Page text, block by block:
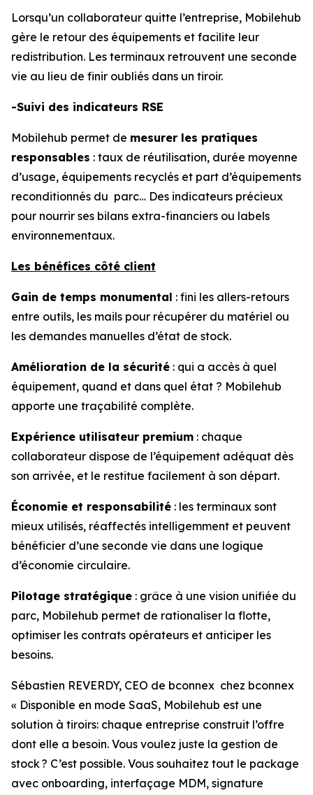
Lorsqu’un collaborateur quitte l’entreprise, Mobilehub
gère le retour des équipements et facilite leur
redistribution. Les terminaux retrouvent une seconde
vie au lieu de finir oubliés dans un tiroir.
-Suivi des indicateurs RSE
Mobilehub permet de mesurer les pratiques
responsables : taux de réutilisation, durée moyenne
d’usage, équipements recyclés et part d’équipements
reconditionnés du parc… Des indicateurs précieux
pour nourrir ses bilans extra-financiers ou labels
environnementaux.
Les bénéfices côté client
Gain de temps monumental : fini les allers-retours
entre outils, les mails pour récupérer du matériel ou
les demandes manuelles d’état de stock.
Amélioration de la sécurité : qui a accès à quel
équipement, quand et dans quel état ? Mobilehub
apporte une traçabilité complète.
Expérience utilisateur premium : chaque
collaborateur dispose de l’équipement adéquat dès
son arrivée, et le restitue facilement à son départ.
Économie et responsabilité : les terminaux sont
mieux utilisés, réaffectés intelligemment et peuvent
bénéficier d’une seconde vie dans une logique
d’économie circulaire.
Pilotage stratégique : grâce à une vision unifiée du
parc, Mobilehub permet de rationaliser la flotte,
optimiser les contrats opérateurs et anticiper les
besoins.
Sébastien REVERDY, CEO de bconnex chez bconnex
« Disponible en mode SaaS, Mobilehub est une
solution à tiroirs: chaque entreprise construit l’offre
dont elle a besoin. Vous voulez juste la gestion de
stock ? C’est possible. Vous souhaitez tout le package
avec onboarding, interfaçage MDM, signature